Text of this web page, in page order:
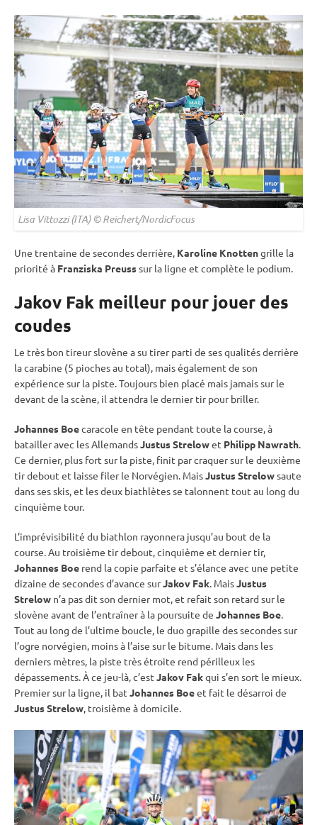
Lisa Vittozzi (ITA) © Reichert/NordicFocus
Une trentaine de secondes derrière, Karoline Knottengrille la
priorité à Franziska Preusssur la ligne et complète le podium.
Jakov Fak meilleur pour jouer des
coudes
Le très bon tireur slovène a su tirer parti de ses qualités derrière
lacarabine (5 pioches au total), mais également de son
expérience sur la piste. Toujours bien placé mais jamais sur le
devant de la scène, il attendra le dernier tir pour briller.
Johannes Boecaracole en tête pendant toute la course, à
batailler avec les AllemandsJustus Strelowet Philipp Nawrath.
Ce dernier, plus fort sur la piste, finit par craquer sur le deuxième
tirdebout et laisse filer le Norvégien. MaisJustus Strelowsaute
dans ses skis, et les deux biathlètes se talonnent tout au long du
cinquième tour.
L’imprévisibilité du biathlon rayonnera jusqu’au bout de la
course. Au troisième tirdebout, cinquième et dernier tir,
Johannes Boe rend la copie parfaite et s’élance avec une petite
dizaine de secondes d’avance surJakov Fak. MaisJustus
Strelow n’a pas dit son dernier mot, et refait son retard sur le
slovène avant de l’entraîner à la poursuite de Johannes Boe.
Tout au long de l’ultime boucle, le duo grapille des secondes sur
l’ogre norvégien, moins à l’aise sur le bitume. Mais dans les
derniers mètres, la piste très étroite rend périlleux les
dépassements. À ce jeu-là, c’est Jakov Fakqui s’en sort le mieux.
Premier sur la ligne, il bat Johannes Boeet fait le désarroi de
Justus Strelow, troisième à domicile.